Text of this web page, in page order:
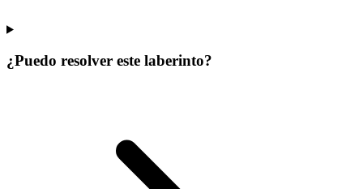
¿Puedo resolver este laberinto?